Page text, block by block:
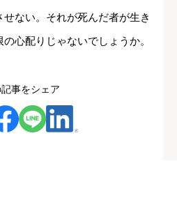
ない。それが死んだ者が生き
心配りじゃないでしょうか。
記事をシェア